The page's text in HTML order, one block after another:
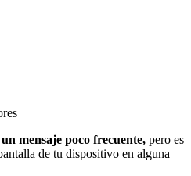
mensaje poco frecuente, pero es
de tu dispositivo en alguna